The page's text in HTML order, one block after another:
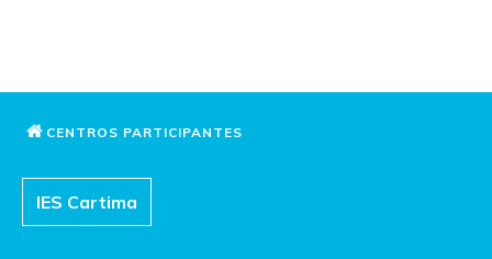
CENTROS PARTICIPANTES
IES Cartima